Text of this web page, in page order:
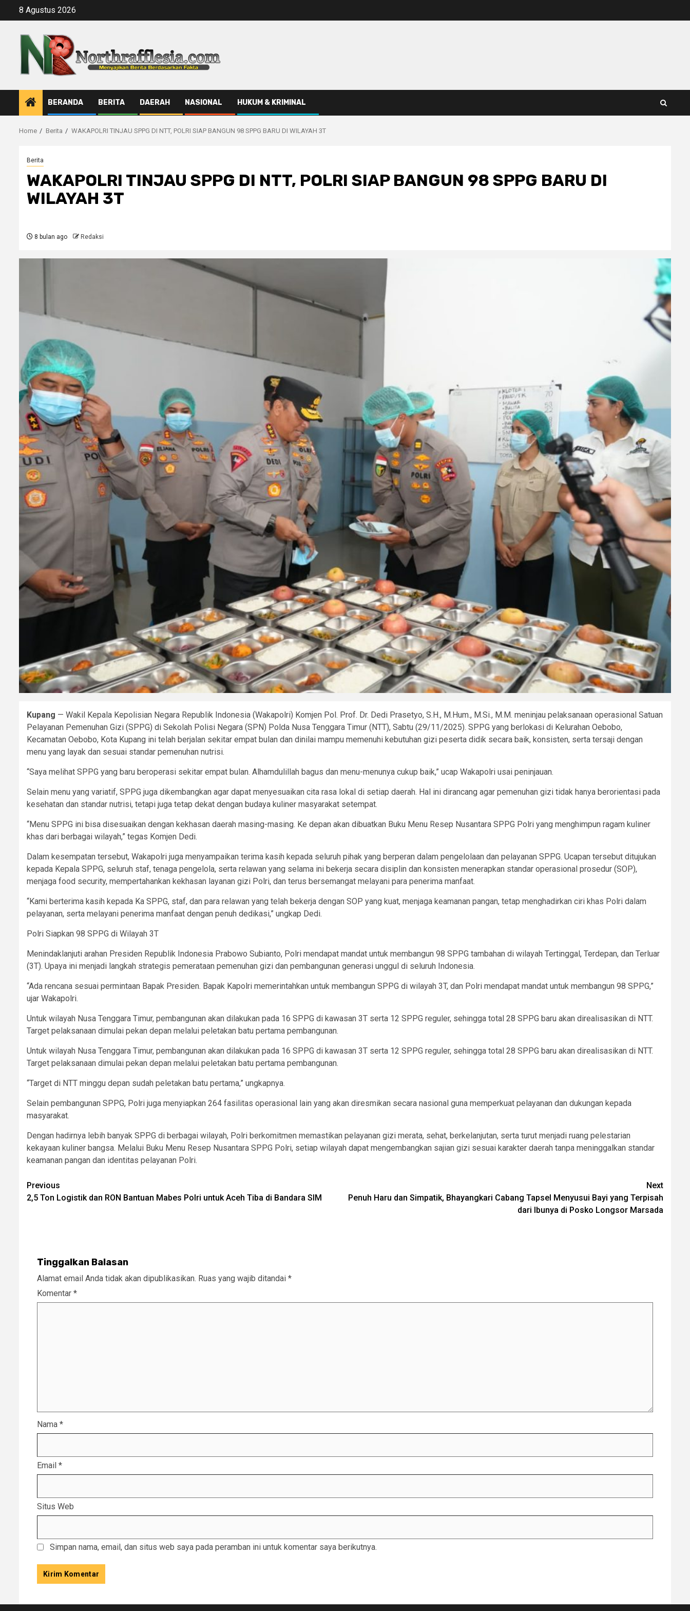
8 Agustus 2026
BERANDA BERITA DAERAH NASIONAL HUKUM & KRIMINAL
Home Berita WAKAPOLRI TINJAU SPPG DI NTT, POLRI SIAP BANGUN 98 SPPG BARU DI WILAYAH 3T
Berita
WAKAPOLRI TINJAU SPPG DI NTT, POLRI SIAP BANGUN 98 SPPG BARU DI
WILAYAH 3T
8 bulan ago Redaksi
Kupang — Wakil Kepala Kepolisian Negara Republik Indonesia (Wakapolri) Komjen Pol. Prof. Dr. Dedi Prasetyo, S.H., M.Hum., M.Si., M.M. meninjau pelaksanaan operasional Satuan
Pelayanan Pemenuhan Gizi (SPPG) di Sekolah Polisi Negara (SPN) Polda Nusa Tenggara Timur (NTT), Sabtu (29/11/2025). SPPG yang berlokasi di Kelurahan Oebobo,
Kecamatan Oebobo, Kota Kupang ini telah berjalan sekitar empat bulan dan dinilai mampu memenuhi kebutuhan gizi peserta didik secara baik, konsisten, serta tersaji dengan
menu yang layak dan sesuai standar pemenuhan nutrisi.
“Saya melihat SPPG yang baru beroperasi sekitar empat bulan. Alhamdulillah bagus dan menu-menunya cukup baik,” ucap Wakapolri usai peninjauan.
Selain menu yang variatif, SPPG juga dikembangkan agar dapat menyesuaikan cita rasa lokal di setiap daerah. Hal ini dirancang agar pemenuhan gizi tidak hanya berorientasi pada
kesehatan dan standar nutrisi, tetapi juga tetap dekat dengan budaya kuliner masyarakat setempat.
“Menu SPPG ini bisa disesuaikan dengan kekhasan daerah masing-masing. Ke depan akan dibuatkan Buku Menu Resep Nusantara SPPG Polri yang menghimpun ragam kuliner
khas dari berbagai wilayah,” tegas Komjen Dedi.
Dalam kesempatan tersebut, Wakapolri juga menyampaikan terima kasih kepada seluruh pihak yang berperan dalam pengelolaan dan pelayanan SPPG. Ucapan tersebut ditujukan
kepada Kepala SPPG, seluruh staf, tenaga pengelola, serta relawan yang selama ini bekerja secara disiplin dan konsisten menerapkan standar operasional prosedur (SOP),
menjaga food security, mempertahankan kekhasan layanan gizi Polri, dan terus bersemangat melayani para penerima manfaat.
“Kami berterima kasih kepada Ka SPPG, staf, dan para relawan yang telah bekerja dengan SOP yang kuat, menjaga keamanan pangan, tetap menghadirkan ciri khas Polri dalam
pelayanan, serta melayani penerima manfaat dengan penuh dedikasi,” ungkap Dedi.
Polri Siapkan 98 SPPG di Wilayah 3T
Menindaklanjuti arahan Presiden Republik Indonesia Prabowo Subianto, Polri mendapat mandat untuk membangun 98 SPPG tambahan di wilayah Tertinggal, Terdepan, dan Terluar
(3T). Upaya ini menjadi langkah strategis pemerataan pemenuhan gizi dan pembangunan generasi unggul di seluruh Indonesia.
“Ada rencana sesuai permintaan Bapak Presiden. Bapak Kapolri memerintahkan untuk membangun SPPG di wilayah 3T, dan Polri mendapat mandat untuk membangun 98 SPPG,”
ujar Wakapolri.
Untuk wilayah Nusa Tenggara Timur, pembangunan akan dilakukan pada 16 SPPG di kawasan 3T serta 12 SPPG reguler, sehingga total 28 SPPG baru akan direalisasikan di NTT.
Target pelaksanaan dimulai pekan depan melalui peletakan batu pertama pembangunan.
Untuk wilayah Nusa Tenggara Timur, pembangunan akan dilakukan pada 16 SPPG di kawasan 3T serta 12 SPPG reguler, sehingga total 28 SPPG baru akan direalisasikan di NTT.
Target pelaksanaan dimulai pekan depan melalui peletakan batu pertama pembangunan.
“Target di NTT minggu depan sudah peletakan batu pertama,” ungkapnya.
Selain pembangunan SPPG, Polri juga menyiapkan 264 fasilitas operasional lain yang akan diresmikan secara nasional guna memperkuat pelayanan dan dukungan kepada
masyarakat.
Dengan hadirnya lebih banyak SPPG di berbagai wilayah, Polri berkomitmen memastikan pelayanan gizi merata, sehat, berkelanjutan, serta turut menjadi ruang pelestarian
kekayaan kuliner bangsa. Melalui Buku Menu Resep Nusantara SPPG Polri, setiap wilayah dapat mengembangkan sajian gizi sesuai karakter daerah tanpa meninggalkan standar
keamanan pangan dan identitas pelayanan Polri.
Post
navigation
Previous
2,5 Ton Logistik dan RON Bantuan Mabes Polri untuk Aceh Tiba di Bandara SIM
Next
Penuh Haru dan Simpatik, Bhayangkari Cabang Tapsel Menyusui Bayi yang Terpisah
dari Ibunya di Posko Longsor Marsada
Tinggalkan Balasan
Alamat email Anda tidak akan dipublikasikan. Ruas yang wajib ditandai *
Komentar *
Nama *
Email *
Situs Web
Simpan nama, email, dan situs web saya pada peramban ini untuk komentar saya berikutnya.